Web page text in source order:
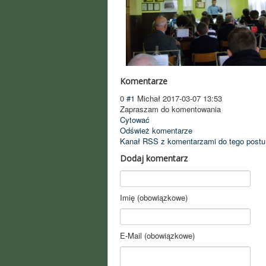
Komentarze
0 #1 Michał 2017-03-07 13:53
Zapraszam do komentowania
Cytować
Odśwież komentarze
Kanał RSS z komentarzami do tego
Dodaj komentarz
Imię (obowiązkowe)
E-Mail (obowiązkowe)